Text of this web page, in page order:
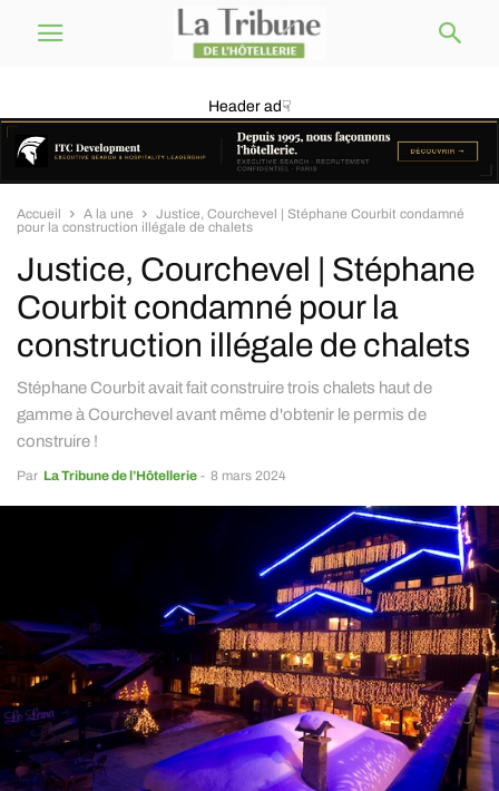
Header ad☟
Accueil A la une
Justice, Courchevel | Stéphane Courbit condamné
pour la construction illégale de chalets
Justice, Courchevel | Stéphane
Courbit condamné pour la
construction illégale de chalets
Stéphane Courbit avait fait construire trois chalets haut de
gamme à Courchevel avant même d'obtenir le permis de
construire !
Par La Tribune de l’Hôtellerie - 8 mars 2024